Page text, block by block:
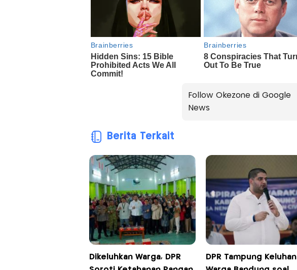
Follow Okezone di Google
News
Berita Terkait
Dikeluhkan Warga, DPR
DPR Tampung Keluhan